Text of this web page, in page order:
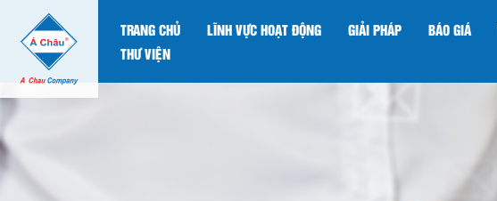
TRANG CHỦ LĨNH VỰC HOẠT ĐỘNG GIẢI PHÁP BÁO GIÁ
THƯ VIỆN